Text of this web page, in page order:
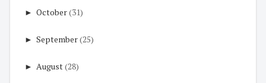
► October(31)
► September(25)
► August(28)